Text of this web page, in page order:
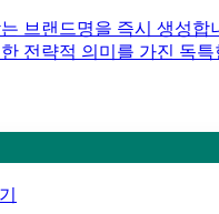
브랜드명을 즉시 생성합
전략적 의미를 가진 독